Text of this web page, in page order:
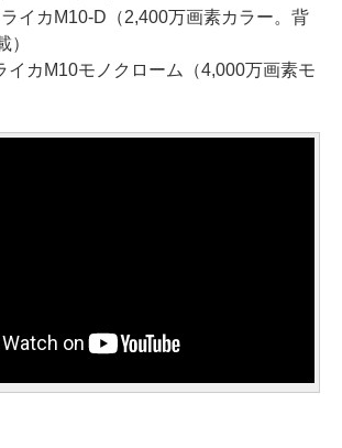
ライカM10-D（2,400万画素カラー。背
）
イカM10モノクローム（4,000万画素モ